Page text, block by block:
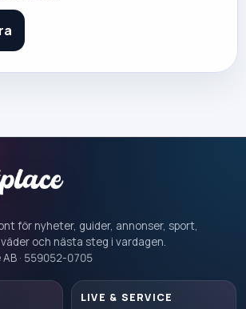
för nyheter, guider, annonser, sport,
och nästa steg i vardagen.
· 559052-0705
LIVE & SERVICE